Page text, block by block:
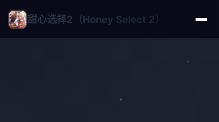
甜心选择2（Honey Select 2）